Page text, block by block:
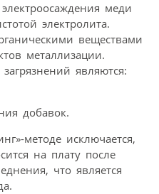
меди
электролита.
веществами
металлизации.
являются:
добавок.
методе исключается,
на плату после
что является